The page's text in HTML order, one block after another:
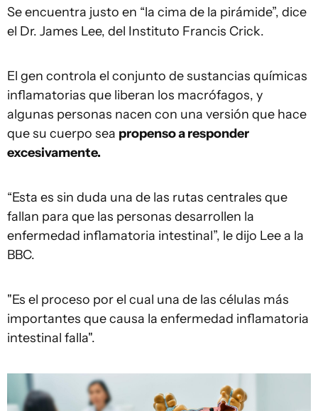
Se encuentra justo en “la cima de la pirámide”, dice
el Dr. James Lee, del Instituto Francis Crick.
El gen controla el conjunto de sustancias químicas
inflamatorias que liberan los macrófagos, y
algunas personas nacen con una versión que hace
que su cuerpo sea propenso a responder
excesivamente.
“Esta es sin duda una de las rutas centrales que
fallan para que las personas desarrollen la
enfermedad inflamatoria intestinal”, le dijo Lee a la
BBC.
"Es el proceso por el cual una de las células más
importantes que causa la enfermedad inflamatoria
intestinal falla".